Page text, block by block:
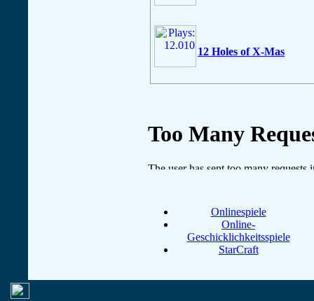
12 Holes of X-Mas
Onlinespiele
Online-
Geschicklichkeitsspiele
StarCraft